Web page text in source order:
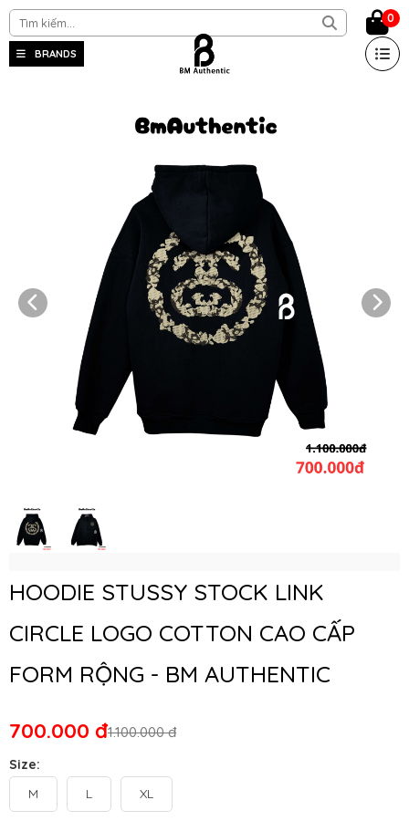
BRANDS
0
HOODIE STUSSY STOCK LINK
CIRCLE LOGO COTTON CAO CẤP
FORM RỘNG - BM AUTHENTIC
1.100.000 đ
700.000 đ
Size:
M
L XL